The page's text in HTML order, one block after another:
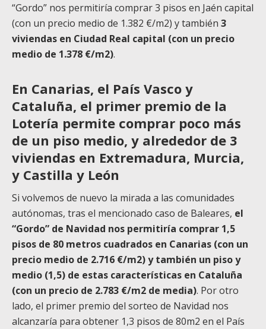
“Gordo” nos permitiría comprar 3 pisos en Jaén capital
(con un precio medio de 1.382 €/m2) y también 3
viviendas en Ciudad Real capital (con un precio
medio de 1.378 €/m2).
En Canarias, el País Vasco y
Cataluña, el primer premio de la
Lotería permite comprar poco más
de un piso medio, y alrededor de 3
viviendas en Extremadura, Murcia,
y Castilla y León
Si volvemos de nuevo la mirada a las comunidades
autónomas, tras el mencionado caso de Baleares, el
“Gordo” de Navidad nos permitiría comprar 1,5
pisos de 80 metros cuadrados en Canarias (con un
precio medio de 2.716 €/m2) y también un piso y
medio (1,5) de estas características en Cataluña
(con un precio de 2.783 €/m2 de media). Por otro
lado, el primer premio del sorteo de Navidad nos
alcanzaría para obtener 1,3 pisos de 80m2 en el País